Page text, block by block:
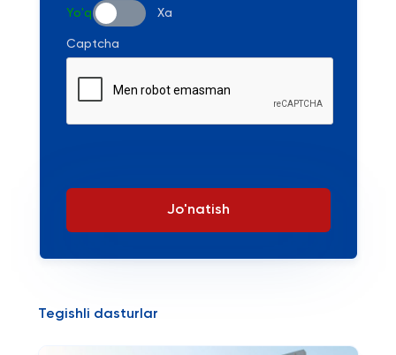
Yo'q Xa
Captcha
Jo'natish
Tegishli dasturlar